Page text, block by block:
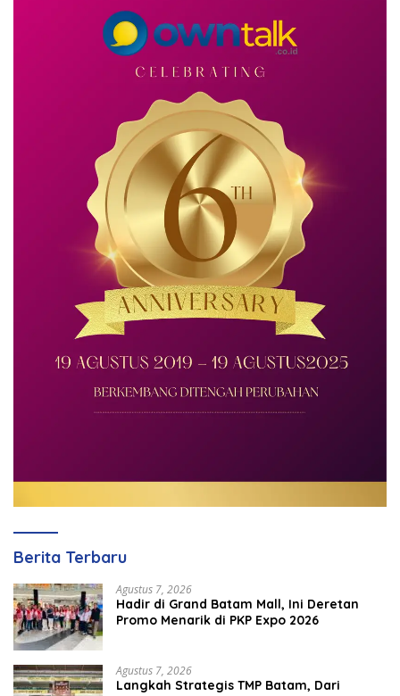
Berita Terbaru
Agustus 7, 2026
Hadir di Grand Batam Mall, Ini Deretan
Promo Menarik di PKP Expo 2026
Agustus 7, 2026
Langkah Strategis TMP Batam, Dari